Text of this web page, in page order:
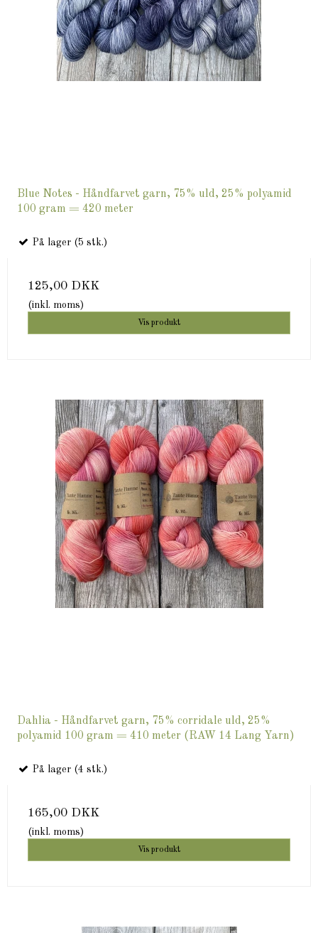
Blue Notes - Håndfarvet garn, 75% uld, 25% polyamid
100 gram = 420 meter
På lager (5 stk.)
125,00 DKK
(inkl. moms)
Vis produkt
Dahlia - Håndfarvet garn, 75% corridale uld, 25%
polyamid 100 gram = 410 meter (RAW 14 Lang Yarn)
På lager (4 stk.)
165,00 DKK
(inkl. moms)
Vis produkt